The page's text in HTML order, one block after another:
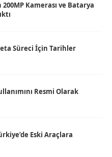
200MP Kamerası ve Batarya
Süreci İçin Tarihler
Resmi Olarak
Eski Araçlara